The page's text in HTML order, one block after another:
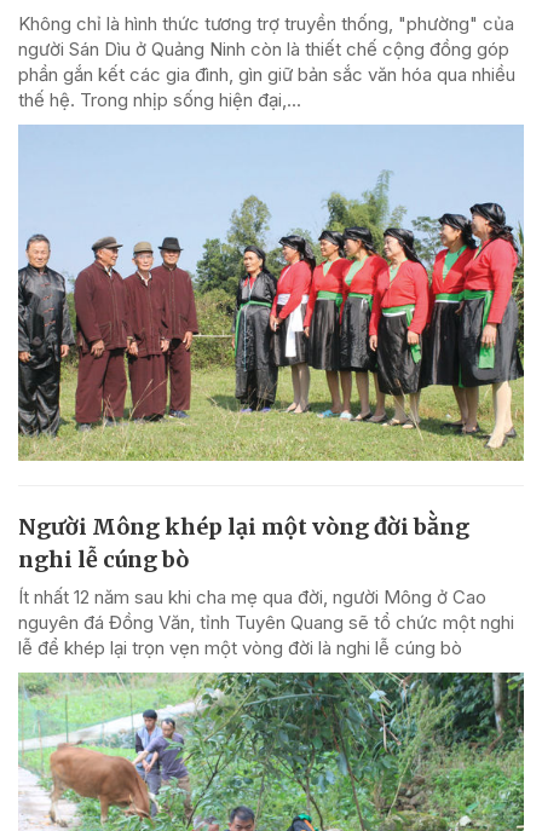
Không chỉ là hình thức tương trợ truyền thống, "phường" của
người Sán Dìu ở Quảng Ninh còn là thiết chế cộng đồng góp
phần gắn kết các gia đình, gìn giữ bản sắc văn hóa qua nhiều
thế hệ. Trong nhịp sống hiện đại,...
Người Mông khép lại một vòng đời bằng
nghi lễ cúng bò
Ít nhất 12 năm sau khi cha mẹ qua đời, người Mông ở Cao
nguyên đá Đồng Văn, tỉnh Tuyên Quang sẽ tổ chức một nghi
lễ để khép lại trọn vẹn một vòng đời là nghi lễ cúng bò